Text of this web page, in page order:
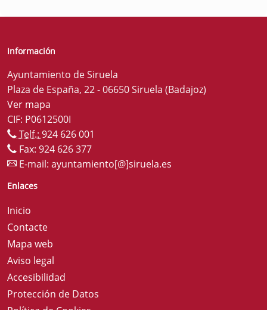
Información
Ayuntamiento de Siruela
Plaza de España, 22 - 06650 Siruela (Badajoz)
Ver mapa
CIF: P0612500I
Telf.: 924 626 001
Fax: 924 626 377
E-mail: ayuntamiento[@]siruela.es
Enlaces
Inicio
Contacte
Mapa web
Aviso legal
Accesibilidad
Protección de Datos